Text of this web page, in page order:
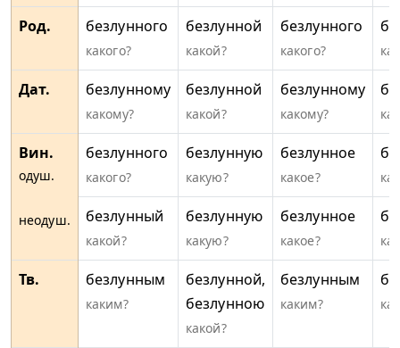
Род. безлунного
какого?
безлунной
какой?
безлунного
какого?
Дат. безлунному
какому?
безлунной
какой?
безлунному
какому?
Вин.
одуш.
неодуш.
безлунного
какого?
безлунную
какую?
безлунное
какое?
безлунный
какой?
безлунную
какую?
безлунное
какое?
Тв. безлунным
каким?
безлунной,
безлунною
какой?
безлунным
каким?